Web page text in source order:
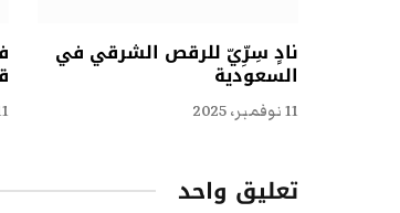
نادٍ سِرِّيّ للرقص الشرقي في
السعودية
11 نوفمبر، 2025 11
تعليق واحد